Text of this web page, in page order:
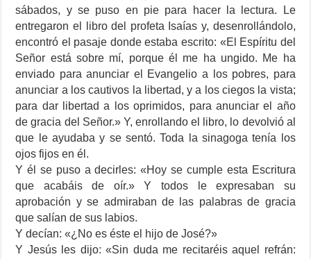
sábados, y se puso en pie para hacer la lectura. Le
entregaron el libro del profeta Isaías y, desenrollándolo,
encontró el pasaje donde estaba escrito: «El Espíritu del
Señor está sobre mí, porque él me ha ungido. Me ha
enviado para anunciar el Evangelio a los pobres, para
anunciar a los cautivos la libertad, y a los ciegos la vista;
para dar libertad a los oprimidos, para anunciar el año
de gracia del Señor.» Y, enrollando el libro, lo devolvió al
que le ayudaba y se sentó. Toda la sinagoga tenía los
ojos fijos en él.
Y él se puso a decirles: «Hoy se cumple esta Escritura
que acabáis de oír.» Y todos le expresaban su
aprobación y se admiraban de las palabras de gracia
que salían de sus labios.
Y decían: «¿No es éste el hijo de José?»
Y Jesús les dijo: «Sin duda me recitaréis aquel refrán: